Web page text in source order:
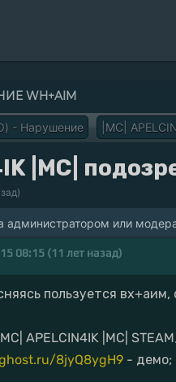
WH+AIM
- Нарушение |MC|
|MC|
администратором или
08:15 (11 лет назад)
пользуется вх+аим,
APELCIN4IK |MC|
8jyQ8ygH9 - демо;